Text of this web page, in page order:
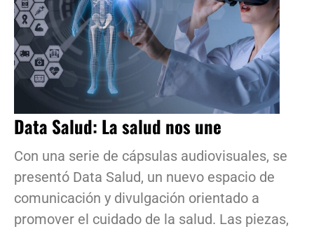
Data Salud: La salud nos une
Con una serie de cápsulas audiovisuales, se
presentó Data Salud, un nuevo espacio de
comunicación y divulgación orientado a
promover el cuidado de la salud. Las piezas,